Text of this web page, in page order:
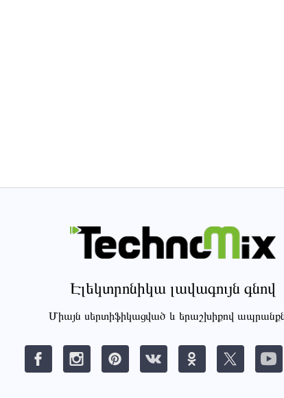
Էլեկտրոնիկա լավագույն գնով
Միայն սերտիֆիկացված և երաշխիքով